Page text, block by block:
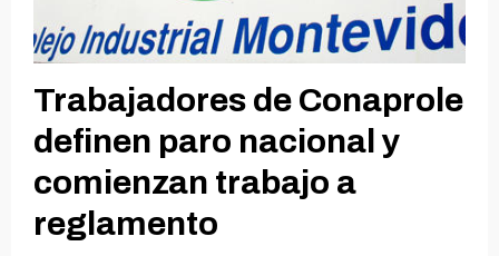
Trabajadores de Conaprole
definen paro nacional y
comienzan trabajo a
reglamento